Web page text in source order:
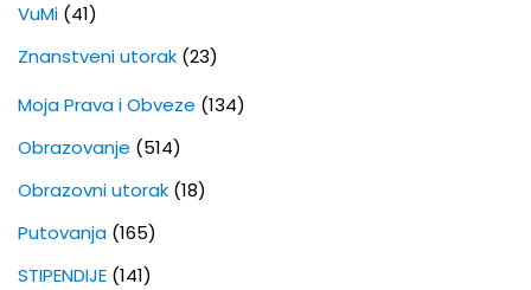
VuMi (41)
Znanstveni utorak (23)
Moja Prava i Obveze (134)
Obrazovanje (514)
Obrazovni utorak (18)
Putovanja (165)
STIPENDIJE (141)